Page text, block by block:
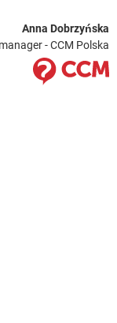
Anna Dobrzyńska
- CCM Polska